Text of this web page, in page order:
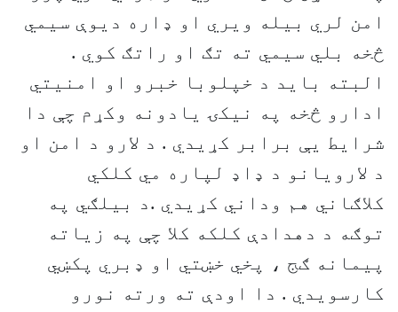
امن لري بيله ويري او ډاره ديوې سيمي
څخه بلي سيمي ته تګ او راتګ کوي .
البته بايد د خپلوبا خبرو او امنيتي
ادارو څخه په نيکۍ يادونه وکړم چې دا
شرايط يې برابر کړيدي . د لارو د امن او
د لارويانو د ډاډ لپاره مي کلکي
کلاګاني هم وداني کړيدي .د بيلګي په
توګه د دهدادې کلکه کلا چې په زياته
پيمانه ګج ، پخي خښتي او ډبري پکښي
کارسويدي . دا اودې ته ورته نورو